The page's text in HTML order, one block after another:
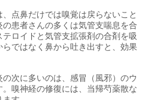
点鼻だけでは嗅覚は戻らないこと
患者さんの多くは気管支喘息を合
ロイドと気管支拡張剤の合剤を吸
ではなく鼻から吐き出すと、効果
次に多いのは、感冒（風邪）のウ
嗅神経の修復には、当帰芍薬散な